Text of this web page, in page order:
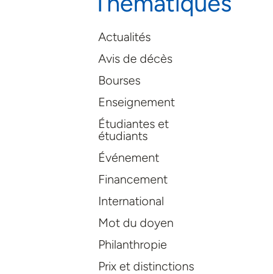
Actualités
Avis de décès
Bourses
Enseignement
Étudiantes et
étudiants
Événement
Financement
International
Mot du doyen
Philanthropie
Prix et distinctions